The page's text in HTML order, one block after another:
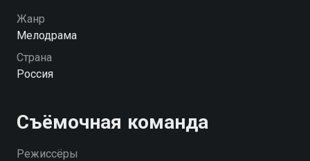
она считала помощницей, оказывается хитрой
манипуляторшей, способной на все ради места в
чужой семье. Ирина втирается в доверие к мужу
Аллы, сеет сомнения и устраивает мелкие пакости, а
права быть рядом с будущим ребенком. Тогда Алла
начинает собственное расследование и выясняет,
кто такая Ирина на самом деле.
Жанр
Мелодрама
Страна
Россия
Съёмочная команда
Режиссёры